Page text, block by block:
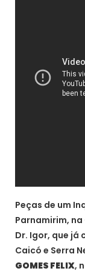
Peças de um
Parnamirim,
Dr. Igor, que já
Caicó e Serra
GOMES FELIX,